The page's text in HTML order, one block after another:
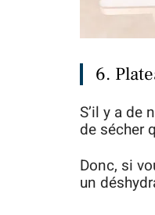
6.
S’il y a de
de sécher
Donc, si
un